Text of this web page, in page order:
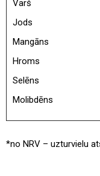
Varš
Jods
Mangāns
Hroms
Selēns
Molibdēns
*no NRV – uzturvielu